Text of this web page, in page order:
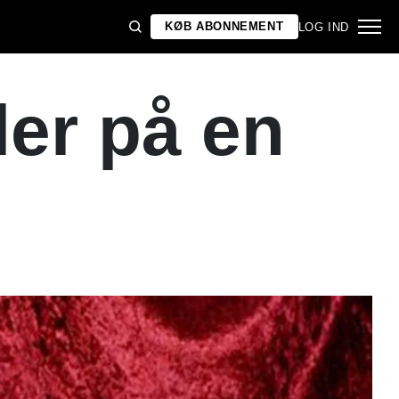
KØB ABONNEMENT LOG IND
på en